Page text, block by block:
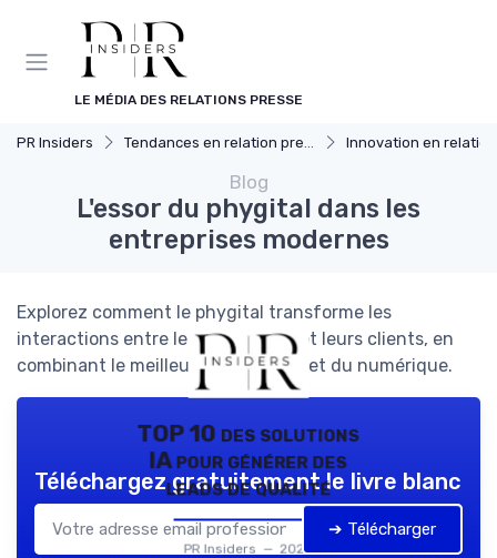
LE MÉDIA DES RELATIONS PRESSE
PR Insiders Tendances en relation presse Innovation en relation
Blog
L'essor du phygital dans les
entreprises modernes
Explorez comment le phygital transforme les
interactions entre les entreprises et leurs clients, en
combinant le meilleur du physique et du numérique.
TOP 10 des solutions
IA pour générer des
leads de qualité
PR Insiders — 2026
Téléchargez gratuitement le livre blanc
➔ Télécharger